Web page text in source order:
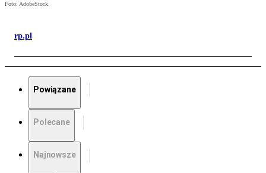
Foto: AdobeStock
rp.pl
Powiązane
Polecane
Najnowsze